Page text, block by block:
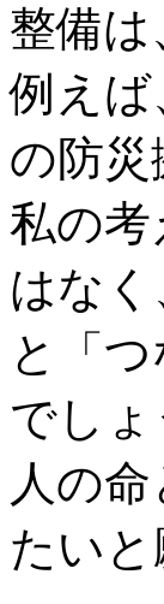
整備
例えば
の防
私の
はな
と「
でしょ
人の
たいと